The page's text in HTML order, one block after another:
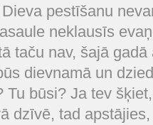
pestīšanu
neklausīs
taču nav, šajā
dievnamā un
Tu būsi? Ja tev
dzīvē, tad